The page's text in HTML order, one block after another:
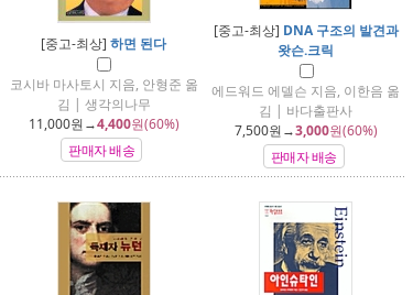
[중고-최상] 하면 된다
코시바 마사토시 지음, 안형준 옮
김 | 생각의나무
11,000원→4,400원(60%)
판매자 배송
[중고-최상] DNA 구조의 발견과
왓슨.크릭
에드워드 에델슨 지음, 이한음 옮
김 | 바다출판사
7,500원→3,000원(60%)
판매자 배송